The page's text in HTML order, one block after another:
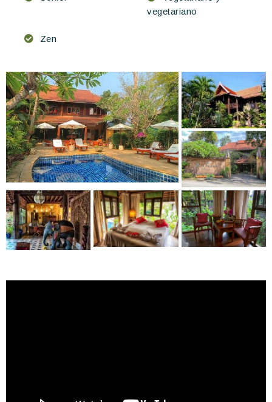
vegetariano
Zen